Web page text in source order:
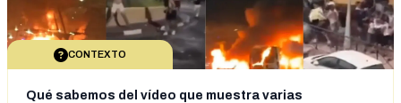
CONTEXTO
Qué sabemos del vídeo que muestra varias